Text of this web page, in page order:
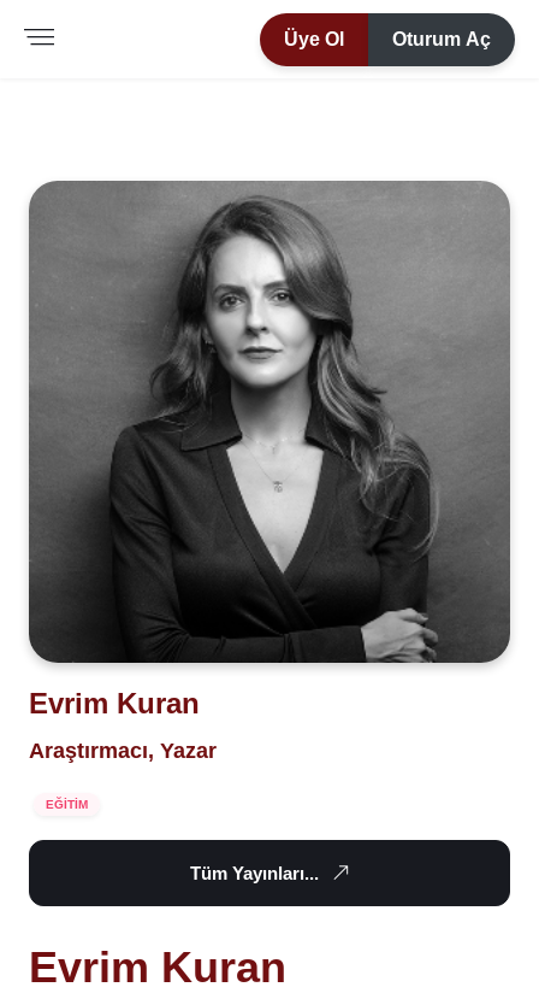
Üye Ol Oturum Aç
Evrim Kuran
Araştırmacı, Yazar
EĞİTİM
Tüm Yayınları...
Evrim Kuran